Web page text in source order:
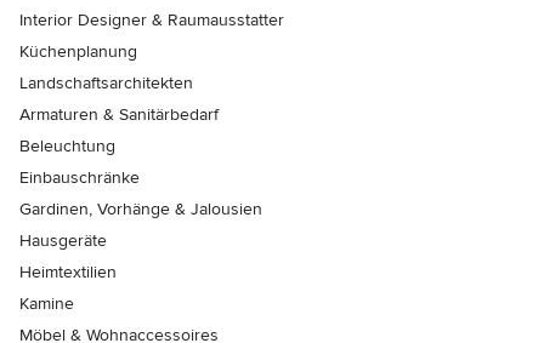
Interior Designer & Raumausstatter
Küchenplanung
Landschaftsarchitekten
Armaturen & Sanitärbedarf
Beleuchtung
Einbauschränke
Gardinen, Vorhänge & Jalousien
Hausgeräte
Heimtextilien
Kamine
Möbel & Wohnaccessoires